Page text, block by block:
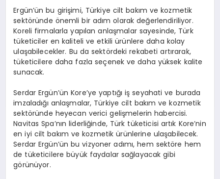
Ergün’ün bu girişimi, Türkiye cilt bakım ve kozmetik
sektöründe önemli bir adım olarak değerlendiriliyor.
Koreli firmalarla yapılan anlaşmalar sayesinde, Türk
tüketiciler en kaliteli ve etkili ürünlere daha kolay
ulaşabilecekler. Bu da sektördeki rekabeti artırarak,
tüketicilere daha fazla seçenek ve daha yüksek kalite
sunacak.
Serdar Ergün’ün Kore’ye yaptığı iş seyahati ve burada
imzaladığı anlaşmalar, Türkiye cilt bakım ve kozmetik
sektöründe heyecan verici gelişmelerin habercisi.
Navitas Spa’nın liderliğinde, Türk tüketicisi artık Kore’nin
en iyi cilt bakım ve kozmetik ürünlerine ulaşabilecek.
Serdar Ergün’ün bu vizyoner adımı, hem sektöre hem
de tüketicilere büyük faydalar sağlayacak gibi
görünüyor.